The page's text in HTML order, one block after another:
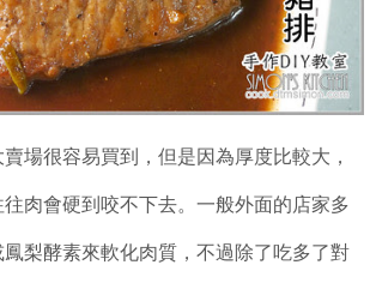
場很容易買到，但是因為厚度比較大，
肉會硬到咬不下去。一般外面的店家多
梨酵素來軟化肉質，不過除了吃多了對